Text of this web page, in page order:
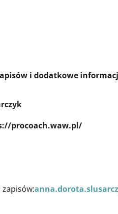
procoach.waw.pl/